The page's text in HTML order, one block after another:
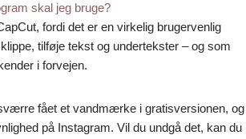
skal jeg bruge?
fordi det er en virkelig brugervenlig
tilføje tekst og undertekster – og som
i forvejen.
fået et vandmærke i gratisversionen, og
på Instagram. Vil du undgå det, kan du